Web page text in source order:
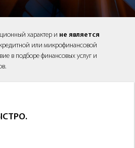
характер и не является
кредитной или микрофинансовой
в подборе финансовых услуг и